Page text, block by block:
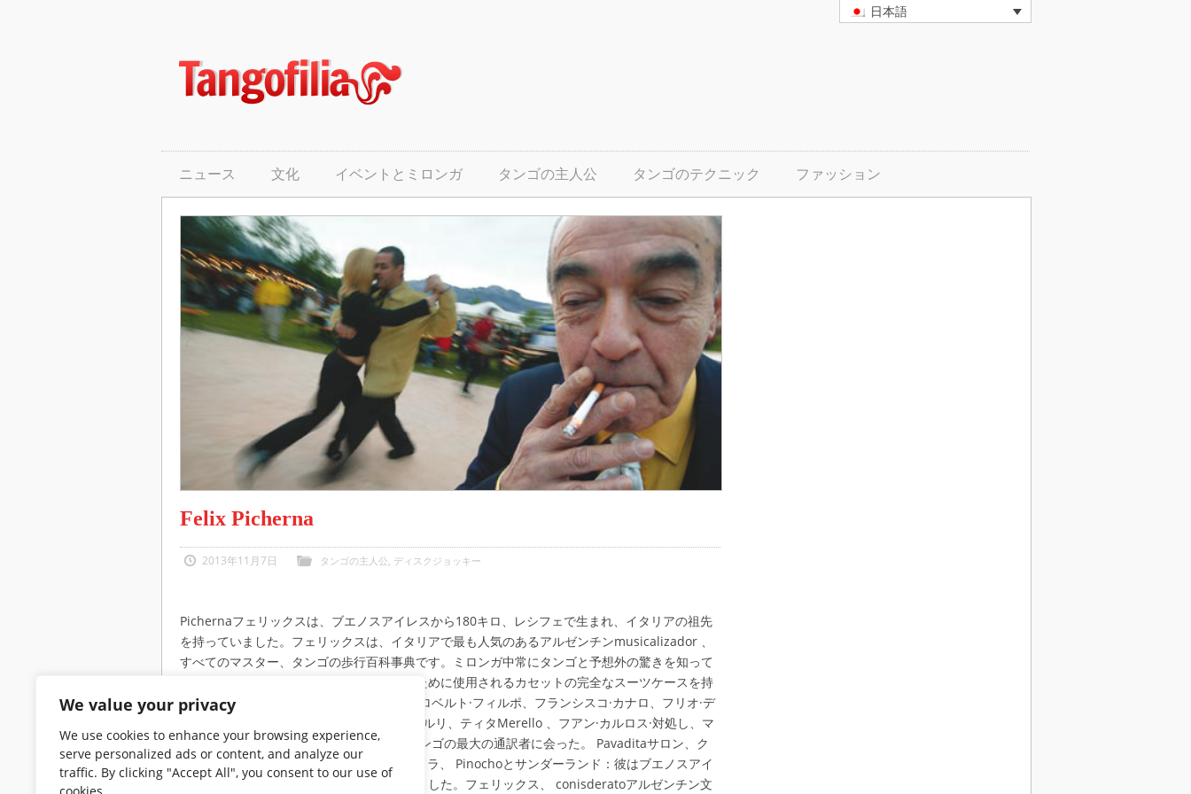
We value your privacy
We use cookies to enhance your browsing experience,
serve personalized ads or content, and analyze our
traffic. By clicking "Accept All", you consent to our use of
日本語
ニュース 文化 イベントとミロンガ タンゴの主人公 タンゴのテクニック ファッション
Felix Picherna
2013年11月7日 タンゴの主人公 ディスクジョッキー
Pichernaフェリックスは、ブエノスアイレスから180キロ、レシフェで生まれ、イタリアの祖先
を持っていました。フェリックスは、イタリアで最も人気のあるアルゼンチンmusicalizador 、
すべてのマスター、タンゴの歩行百科事典です。ミロンガ中常にタンゴと予想外の驚きを知って
いる。まだ若いと古いためにタンゴを踊るために使用されるカセットの完全なスーツケースを持
ってヨーロッパを旅行する。ミゲル·カロ、ロベルト·フィルポ、フランシスコ·カナロ、フリオ·デ
カロ、アニバルトロイロ、カルロス·ディ·サルリ、ティタMerello 、フアン·カルロス·対処し、マ
リア·ニエベス：彼は彼のキャリアの中でタンゴの最大の通訳者に会った。 Pavaditaサロン、ク
ラブアルマグロ、 Confiteria理想、サアベドラ、 Pinochoとサンダーランド：彼はブエノスアイ
レスのより伝統的なミロンガに携わってきました。フェリックス、 conisderatoアルゼンチン文